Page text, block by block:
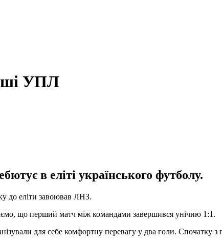
УПЛ
в еліті українського футболу.
до еліти завоював ЛНЗ.
що перший матч між командами завершився унічию 1:1.
для себе комфортну перевагу у два голи. Спочатку з